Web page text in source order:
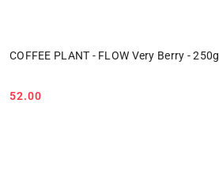
COFFEE PLANT - FLOW Very Berry - 250g
Cena:
52.00